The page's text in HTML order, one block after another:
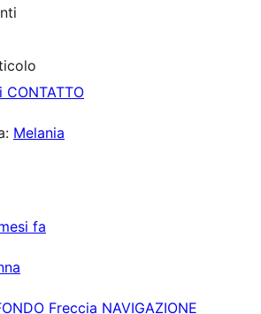
Melania
fa
Freccia NAVIGAZIONE